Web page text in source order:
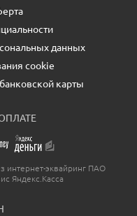
данных
cookie
карты
интернет-эквайринг ПАО
Яндекс.Касса